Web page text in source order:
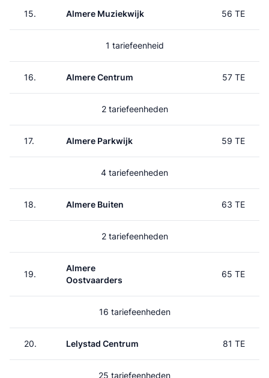
15. Almere Muziekwijk 56 TE
1 tariefeenheid
16. Almere Centrum 57 TE
2 tariefeenheden
17. Almere Parkwijk 59 TE
4 tariefeenheden
18. Almere Buiten 63 TE
2 tariefeenheden
19.
Almere
Oostvaarders
65 TE
16 tariefeenheden
20. Lelystad Centrum 81 TE
25 tariefeenheden